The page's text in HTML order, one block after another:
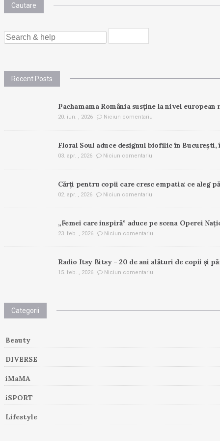
Cautare
SEARCH
FOR:
Recent Posts
Pachamama România susține la nivel
20. iun. , 2026 Niciun comentariu
Floral Soul aduce designul biofilic în
03. apr. , 2026 Niciun comentariu
Cărți pentru copii care cresc empatia: ce aleg
02. apr. , 2026 Niciun comentariu
„Femei care inspiră” aduce pe scena Operei
23. feb. , 2026 Niciun comentariu
Radio Itsy Bitsy – 20 de ani alături de copii și
15. feb. , 2026 Niciun comentariu
Categorii
Beauty
DIVERSE
iMaMA
iSPORT
Lifestyle